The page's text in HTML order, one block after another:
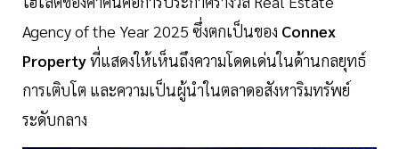
Agency of the Year 2025 ซึ่งตกเป็นของ Connex
Propertyที่แสดงให้เห็นถึงความโดดเด่นในด้านกลยุทธ์
การเติบโต และความเป็นผู้นำในตลาดอสังหาริมทรัพย์
ระดับกลาง